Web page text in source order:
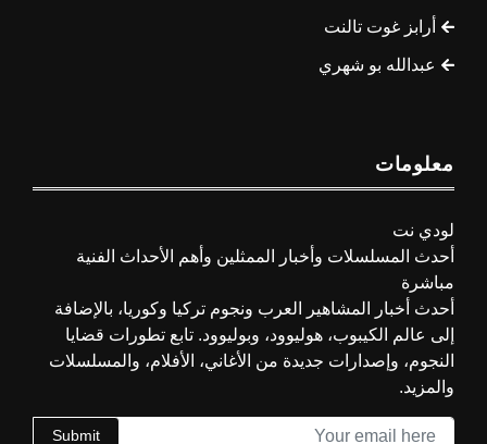
أرابز غوت تالنت
عبدالله بو شهري
معلومات
لودي نت
أحدث المسلسلات وأخبار الممثلين وأهم الأحداث الفنية
مباشرة
أحدث أخبار المشاهير العرب ونجوم تركيا وكوريا، بالإضافة
إلى عالم الكيبوب، هوليوود، وبوليوود. تابع تطورات قضايا
النجوم، وإصدارات جديدة من الأغاني، الأفلام، والمسلسلات
والمزيد.
Submit